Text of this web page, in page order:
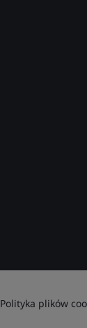
Polityka plików